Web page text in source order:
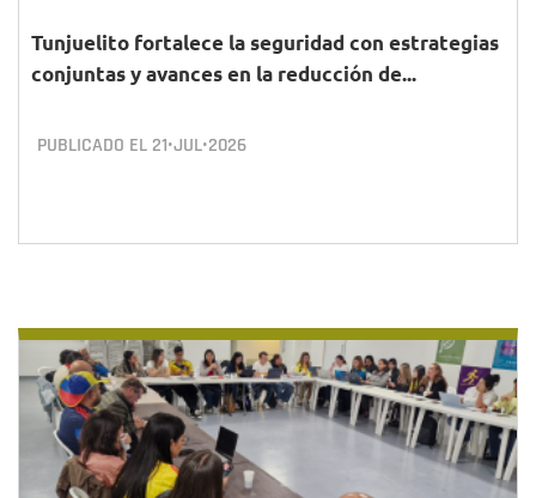
Tunjuelito fortalece la seguridad con estrategias
conjuntas y avances en la reducción de...
PUBLICADO EL 21•JUL•2026